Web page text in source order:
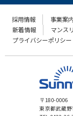
採用情報 事業案内
新着情報
マンス
プライバシーポリシー
〒180-0006
東京都武蔵